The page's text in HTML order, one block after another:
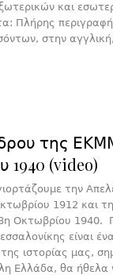
και
Πλήρης
στην
της
1940 (video)
την
1912 και
Οκτωβρίου 1940.
είναι
ιστορίας μας,
Ελλάδα, θα ήθελα